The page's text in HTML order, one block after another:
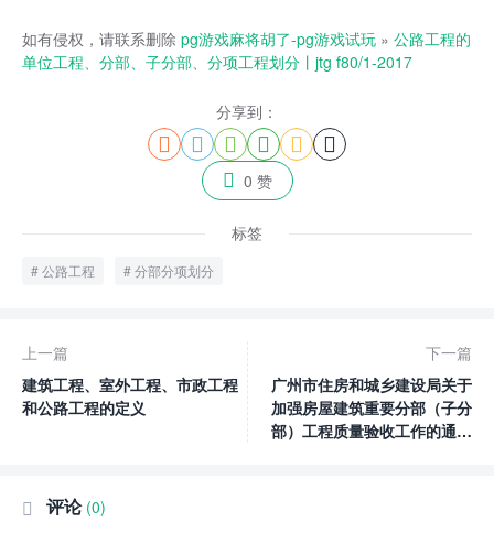
如有侵权，请联系删除 pg游戏麻将胡了-pg游戏试玩 » 公路工程的
单位工程、分部、子分部、分项工程划分丨jtg f80/1-2017
分享到：
     
 0 赞
标签
公路工程 分部分项划分
上一篇
建筑工程、室外工程、市政工程
和公路工程的定义
下一篇
广州市住房和城乡建设局关于
加强房屋建筑重要分部（子分
部）工程质量验收工作的通知
 评论 (0)